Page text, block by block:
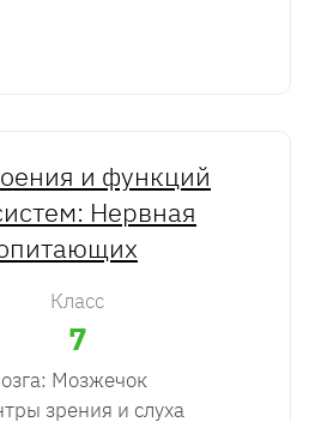
и функций
Нервная
Класс
7
Мозжечок
зрения и слуха